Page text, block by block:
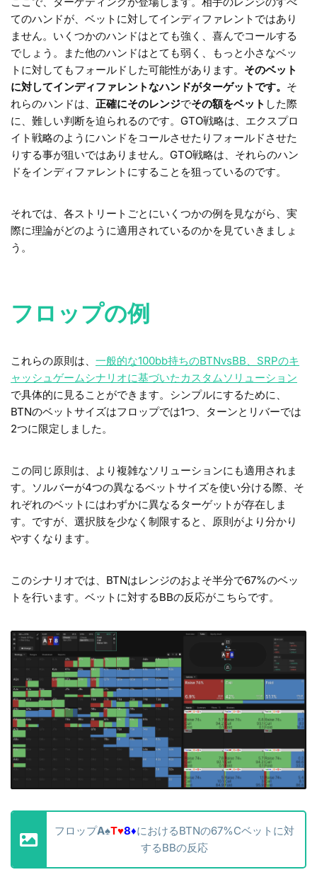
てのハンドが、ベットに対してインディファレントではあり
ません。いくつかのハンドはとても強く、喜んでコールする
でしょう。また他のハンドはとても弱く、もっと小さなベッ
トに対してもフォールドした可能性があります。 そのベット
に対してインディファレントなハンドがターゲットです。 そ
れらのハンドは、 正確にそのレンジでその額をベット した際
に、難しい判断を迫られるのです。GTO戦略は、エクスプロ
イト戦略のようにハンドをコールさせたりフォールドさせた
りする事が狙いではありません。GTO戦略は、それらのハン
ドをインディファレントにすることを狙っているのです。
それでは、各ストリートごとにいくつかの例を見ながら、実
際に理論がどのように適用されているのかを見ていきましょ
う。
フロップの例
これらの原則は、 一般的な100bb持ちのBTNvsBB、SRPのキ
ャッシュゲームシナリオに基づいたカスタムソリューション
で具体的に見ることができます。シンプルにするために、
BTNのベットサイズはフロップでは1つ、ターンとリバーでは
2つに限定しました。
この同じ原則は、より複雑なソリューションにも適用されま
す。ソルバーが4つの異なるベットサイズを使い分ける際、そ
れぞれのベットにはわずかに異なるターゲットが存在しま
す。ですが、選択肢を少なく制限すると、原則がより分かり
やすくなります。
このシナリオでは、BTNはレンジのおよそ半分で67%のベッ
トを行います。ベットに対するBBの反応がこちらです。
フロップA♠T♥8♦におけるBTNの67%Cベットに対
するBBの反応